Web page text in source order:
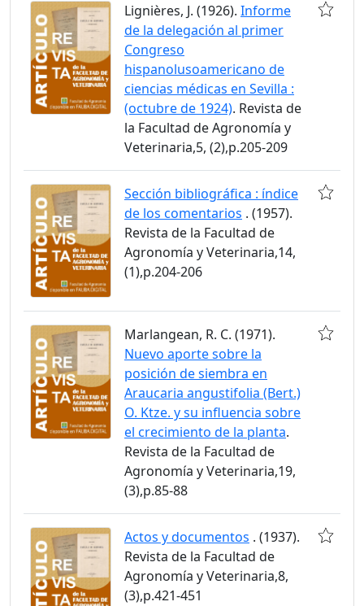
Lignières, J. (1926). Informe
de la delegación al primer
Congreso
hispanolusoamericano de
ciencias médicas en Sevilla :
(octubre de 1924). Revista de
la Facultad de Agronomía y
Veterinaria,5, (2),p.205-209
Sección bibliográfica : índice
de los comentarios . (1957).
Revista de la Facultad de
Agronomía y Veterinaria,14,
(1),p.204-206
Marlangean, R. C. (1971).
Nuevo aporte sobre la
posición de siembra en
Araucaria angustifolia (Bert.)
O. Ktze. y su influencia sobre
el crecimiento de la planta.
Revista de la Facultad de
Agronomía y Veterinaria,19,
(3),p.85-88
Actos y documentos . (1937).
Revista de la Facultad de
Agronomía y Veterinaria,8,
(3),p.421-451